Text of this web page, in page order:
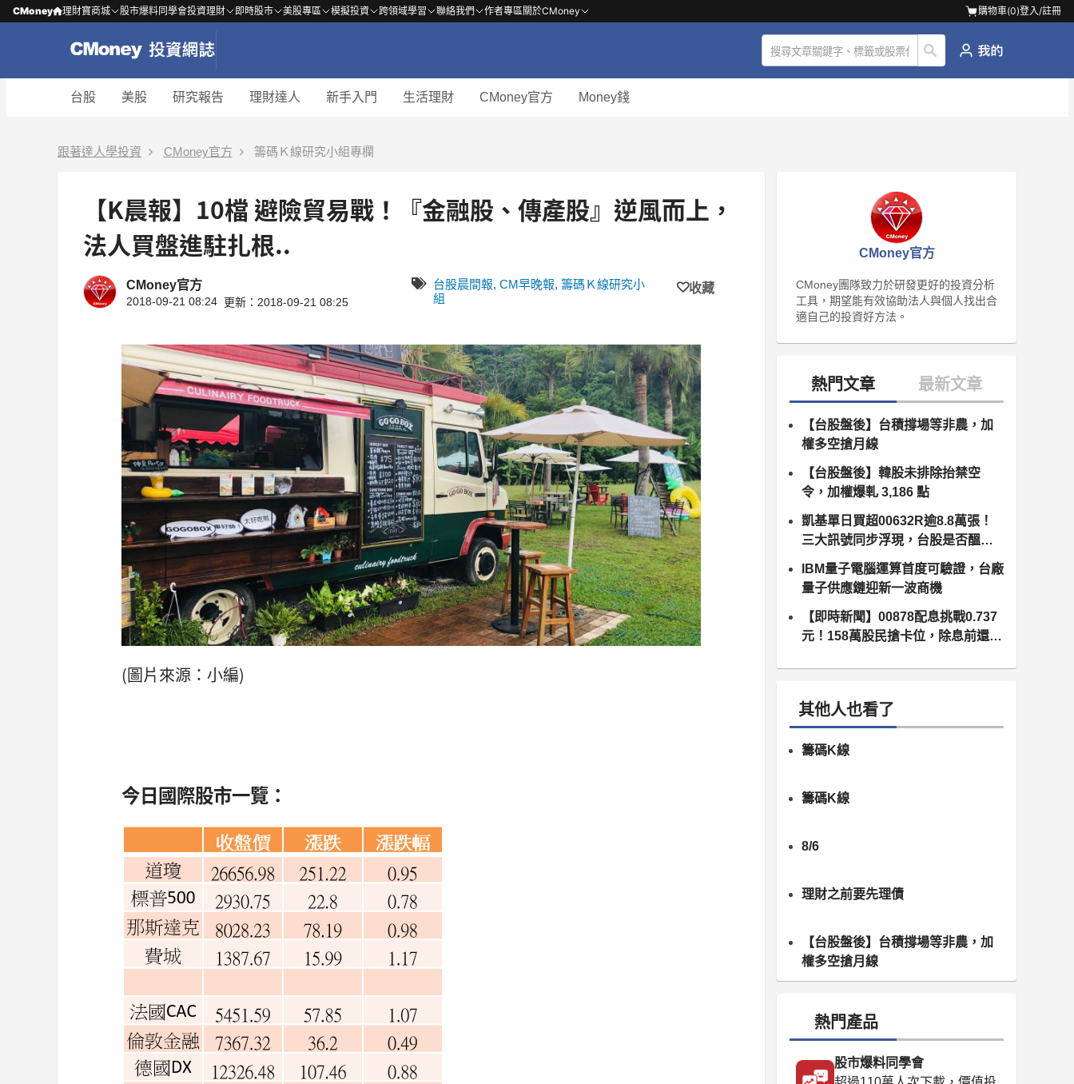
CMoney 理財寶商城 股市爆料同學會投資理財 即時股市 美股專區 模擬投資 跨領域學習 聯絡我們 作者專區關於CMoney 購物車(0)登入/註冊
台股 美股 研究報告 理財達人 新手入門 生活理財 CMoney官方 Money錢
跟著達人學投資 CMoney官方 籌碼Ｋ線研究小組專欄
【K晨報】10檔 避險貿易戰！『金融股、傳產股』逆風而上，
法人買盤進駐扎根..
CMoney官方
2018-09-21 08:24 更新：2018-09-21 08:25
台股晨間報, CM早晚報, 籌碼Ｋ線研究小
組
收藏
(圖片來源：小編)
今日國際股市一覽：
CMoney官方
CMoney團隊致力於研發更好的投資分析
工具，期望能有效協助法人與個人找出合
適自己的投資好方法。
【台股盤後】台積撐場等非農，加
權多空搶月線
【台股盤後】韓股未排除抬禁空
令，加權爆軋 3,186 點
凱基單日買超00632R逾8.8萬張！
三大訊號同步浮現，台股是否醞釀
變盤？
IBM量子電腦運算首度可驗證，台廠
量子供應鏈迎新一波商機
【即時新聞】00878配息挑戰0.737
元！158萬股民搶卡位，除息前還能
其他人也看了
籌碼K線
籌碼K線
8/6
理財之前要先理債
【台股盤後】台積撐場等非農，加
權多空搶月線
熱門產品
股市爆料同學會